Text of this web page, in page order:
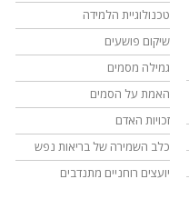
טכנולוגיית הלמידה
שיקום פושעים
גמילה מסמים
האמת על הסמים
זכויות האדם
כלב השמירה של בריאות נפש
יועצים רוחניים מתנדבים